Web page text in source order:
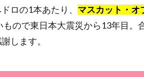
ロの1本あたり、 マスカット・オ
もので東日本大震災から13年目。
します。